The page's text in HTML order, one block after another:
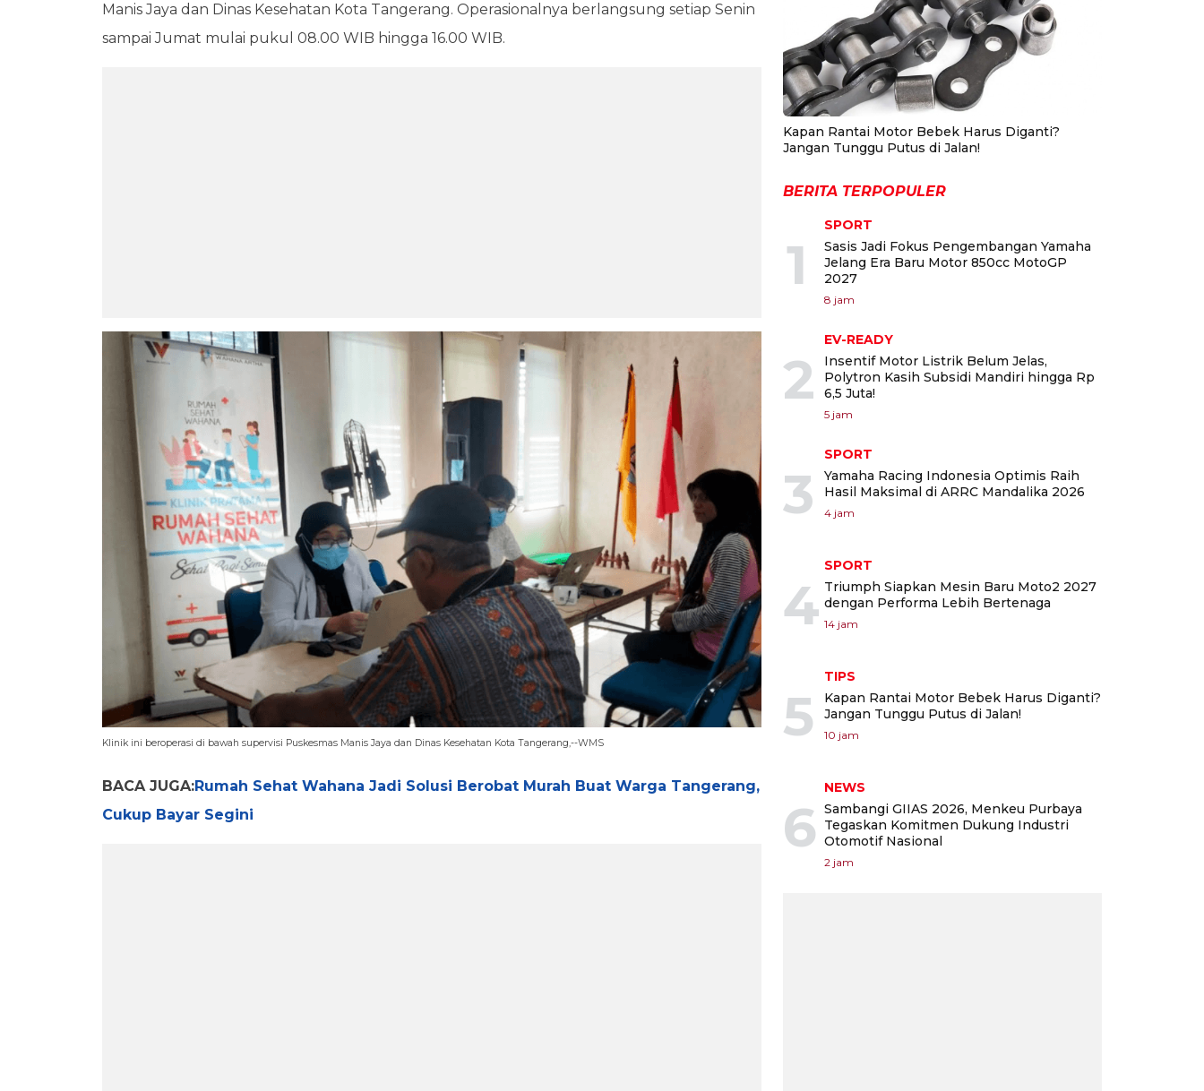
Manis Jaya dan Dinas Kesehatan Kota Tangerang. Operasionalnya berlangsung setiap Senin
sampai Jumat mulai pukul 08.00 WIB hingga 16.00 WIB.
Klinik ini beroperasi di bawah supervisi Puskesmas Manis Jaya dan Dinas Kesehatan Kota Tangerang,--WMS
BACA JUGA:Rumah Sehat Wahana Jadi Solusi Berobat Murah Buat Warga Tangerang,
Cukup Bayar Segini
Kapan Rantai Motor Bebek Harus Diganti?
Jangan Tunggu Putus di Jalan!
BERITA TERPOPULER
1
SPORT
Sasis Jadi Fokus Pengembangan Yamaha
Jelang Era Baru Motor 850cc MotoGP
2027
8 jam
2
EV-READY
Insentif Motor Listrik Belum Jelas,
Polytron Kasih Subsidi Mandiri hingga Rp
6,5 Juta!
5 jam
3
SPORT
Yamaha Racing Indonesia Optimis Raih
Hasil Maksimal di ARRC Mandalika 2026
4 jam
4
SPORT
Triumph Siapkan Mesin Baru Moto2 2027
dengan Performa Lebih Bertenaga
14 jam
5
TIPS
Kapan Rantai Motor Bebek Harus Diganti?
Jangan Tunggu Putus di Jalan!
10 jam
6
NEWS
Sambangi GIIAS 2026, Menkeu Purbaya
Tegaskan Komitmen Dukung Industri
Otomotif Nasional
2 jam